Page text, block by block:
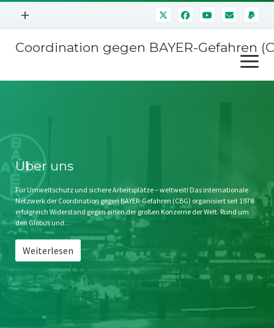
Menü
+
Mitmachen
Kontakt
Impressum
Störfälle
Coordination gegen BAYER-Gefahren
Menü
öffnen
Stichwort BAYER
Jahrestagung
SPENDEN
Über uns
Für Umweltschutz und sichere Arbeitsplätze – weltweit! Das internationale
Netzwerk der Coordination gegen BAYER-Gefahren (CBG) organisiert seit 1978
erfolgreich Widerstand gegen einen der großen Konzerne der Welt. Rund um
den Globus und…
Weiterlesen